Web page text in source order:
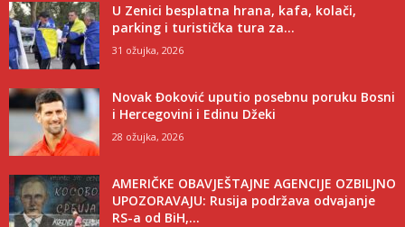
U Zenici besplatna hrana, kafa, kolači,
parking i turistička tura za...
31 ožujka, 2026
Novak Đoković uputio posebnu poruku Bosni
i Hercegovini i Edinu Džeki
28 ožujka, 2026
AMERIČKE OBAVJEŠTAJNE AGENCIJE OZBILJNO
UPOZORAVAJU: Rusija podržava odvajanje
RS-a od BiH,...